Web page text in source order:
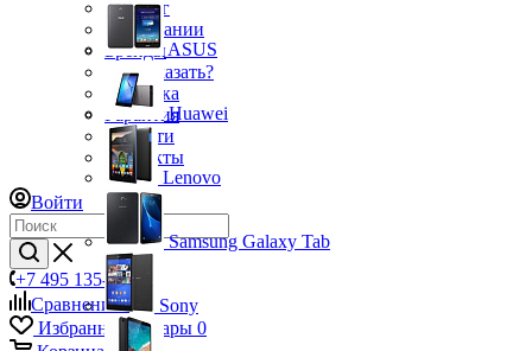
Каталог
О компании
Бренды
Как заказать?
Доставка
Гарантия
Новости
Контакты
Войти
+7 495 135-39-43
Сравнение0
Избранные товары 0
ASUS
Huawei
Lenovo
Samsung Galaxy Tab
Sony